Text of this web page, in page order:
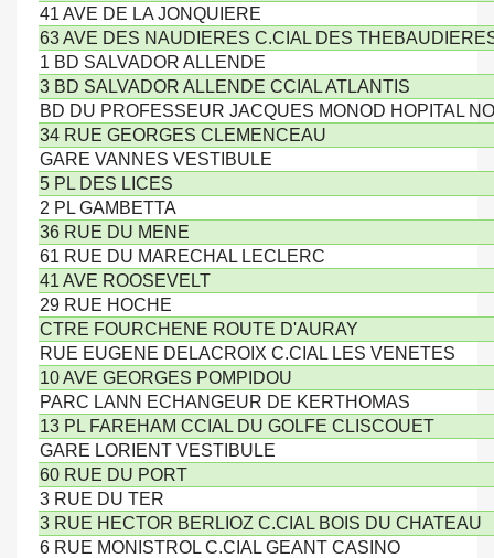
41 AVE DE LA JONQUIERE
63 AVE DES NAUDIERES C.CIAL DES
1 BD SALVADOR ALLENDE
3 BD SALVADOR ALLENDE CCIAL ATLANTIS
BD DU PROFESSEUR JACQUES MONOD HOPITAL
34 RUE GEORGES CLEMENCEAU
GARE VANNES VESTIBULE
5 PL DES LICES
2 PL GAMBETTA
36 RUE DU MENE
61 RUE DU MARECHAL LECLERC
41 AVE ROOSEVELT
29 RUE HOCHE
CTRE FOURCHENE ROUTE D'AURAY
RUE EUGENE DELACROIX C.CIAL LES VENETES
10 AVE GEORGES POMPIDOU
PARC LANN ECHANGEUR DE KERTHOMAS
13 PL FAREHAM CCIAL DU GOLFE CLISCOUET
GARE LORIENT VESTIBULE
60 RUE DU PORT
3 RUE DU TER
3 RUE HECTOR BERLIOZ C.CIAL BOIS DU CHATEAU
6 RUE MONISTROL C.CIAL GEANT CASINO